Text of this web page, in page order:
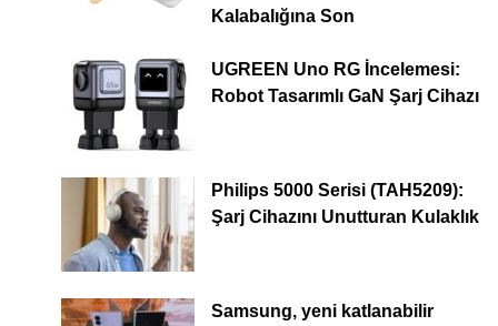
Kalabalığına Son
UGREEN Uno RG İncelemesi:
Robot Tasarımlı GaN Şarj Cihazı
Philips 5000 Serisi (TAH5209):
Şarj Cihazını Unutturan Kulaklık
Samsung, yeni katlanabilir